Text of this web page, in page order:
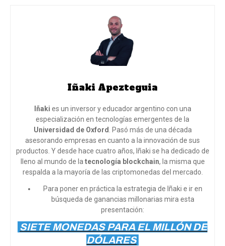
Iñaki Apezteguia
Iñaki es un inversor y educador argentino con una
especialización en tecnologías emergentes de la
Universidad de Oxford
. Pasó más de una década
asesorando empresas en cuanto a la innovación de sus
productos. Y desde hace cuatro años, Iñaki se ha dedicado de
lleno al mundo de la tecnología blockchain, la misma que
respalda a la mayoría de las criptomonedas del mercado.
Para poner en práctica la estrategia de Iñaki e ir en
búsqueda de ganancias millonarias mira esta
presentación:
SIETE MONEDAS PARA EL MILLÓN DE
DÓLARES